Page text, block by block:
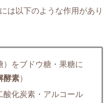
は以下のような作用があり
をブドウ糖・果糖に
酵素）
酸化炭素・アルコール